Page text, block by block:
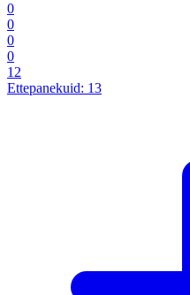
0
0
0
0
12
Ettepanekuid: 13